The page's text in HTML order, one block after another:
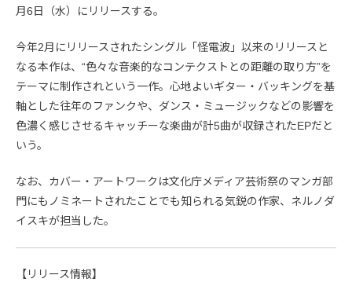
月6日（水）にリリースする。
今年2月にリリースされたシングル「怪電波」以来のリリースと
なる本作は、“色々な音楽的なコンテクストとの距離の取り方”を
テーマに制作されという一作。心地よいギター・バッキングを基
軸とした往年のファンクや、ダンス・ミュージックなどの影響を
色濃く感じさせるキャッチーな楽曲が計5曲が収録されたEPだと
いう。
なお、カバー・アートワークは文化庁メディア芸術祭のマンガ部
門にもノミネートされたことでも知られる気鋭の作家、ネルノダ
イスキが担当した。
【リリース情報】